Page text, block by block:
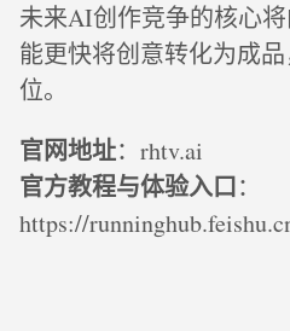
未来AI创作竞争的核心
能更快将创意转化为成
位。
官网地址：rhtv.ai
官方教程与体验入口：
https://